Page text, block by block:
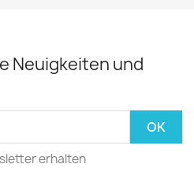
Neuigkeiten und
erhalten